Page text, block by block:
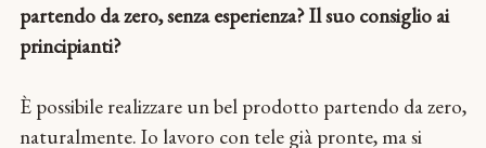
partendo da zero, senza esperienza? Il suo consiglio ai
principianti?
È possibile realizzare un bel prodotto partendo da zero,
naturalmente. Io lavoro con tele già pronte, ma si